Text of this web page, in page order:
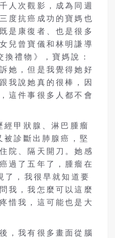
人次觀影，成為同週
度抗癌成功的寶媽也
是康復者、也是很多
兒曾寶儀和林明謙導
換禮物》，寶媽說：
她，但是我覺得她好
我說她真的很棒，因
這件事很多人都不會
經甲狀腺、淋巴腫瘤
被診斷出肺腺癌，堅
院、隔天開刀。她感
過了五年了，腫瘤在
了，我很早就知道要
我，我怎麼可以這麼
惜我，這可能也是大
，我有很多畫面從腦